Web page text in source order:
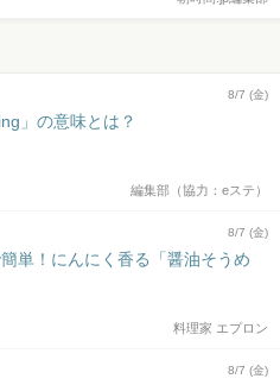
8/7 (金)
」の意味とは？
編集部（協力：eステ）
8/7 (金)
単！にんにく香る「醤油そうめ
料理家 エプロン
8/7 (金)